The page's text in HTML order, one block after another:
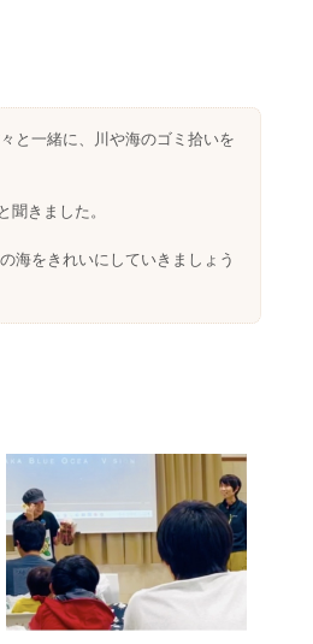
と一緒に、川や海のゴミ拾いを
きました。
海をきれいにしていきましょう